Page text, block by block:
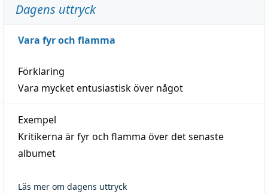
Dagens uttryck
Vara fyr och flamma
Förklaring
Vara mycket entusiastisk över något
Exempel
Kritikerna är fyr och flamma över det senaste
albumet
Läs mer om dagens uttryck